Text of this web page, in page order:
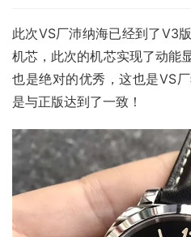
此次VS厂沛纳海已经到了V3
机芯，此次的机芯实现了动能
也是绝对的优秀，这也是VS
是与正版达到了一致！